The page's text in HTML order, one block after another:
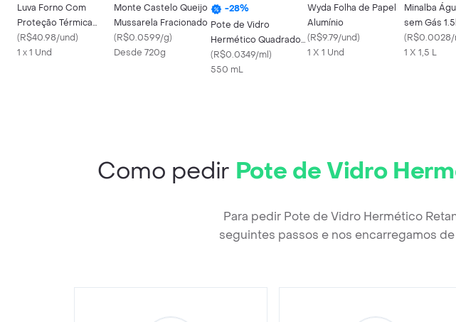
Luva Forno Com
Proteção Térmica
Preta
(R$40.98/und)
1 x 1 Und
Monte Castelo Queijo
Mussarela Fracionado
(R$0.0599/g)
Desde 720g
-28%
Pote de Vidro
Hermético Quadrado
Mozcada
(R$0.0349/ml)
550 mL
Wyda Folha de Papel
Alumínio
(R$9.79/und)
1 X 1 Und
Minalba
sem Gás 1.5l
(R$0.0028/
1 X 1,5 L
Como pedir Pote de Vidro
Para pedir Pote de Vidro Hermético
seguintes passos e nos encarregamos